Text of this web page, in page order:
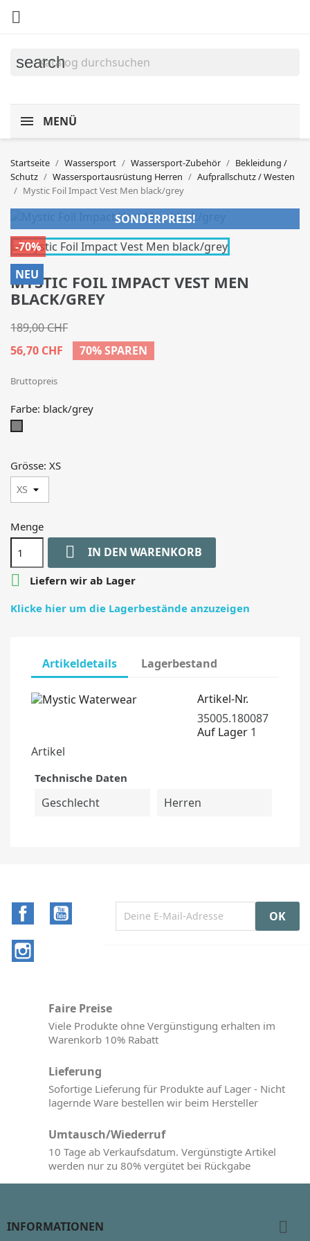

search
MENÜ
Startseite Wassersport Wassersport-Zubehör
Bekleidung /
Schutz
Wassersportausrüstung Herren
Aufprallschutz / Westen
Mystic Foil Impact Vest Men black/grey
SONDERPREIS!
-70%
NEU
MYSTIC FOIL IMPACT VEST MEN
BLACK/GREY
189,00 CHF
56,70 CHF
70% SPAREN
Bruttopreis
Farbe: black/grey
Grösse: XS
Menge
 IN DEN WARENKORB

Liefern wir ab Lager
Klicke hier um die Lagerbestände anzuzeigen
Artikeldetails Lagerbestand
Artikel-Nr.
35005.180087
Auf Lager 1
Artikel
Technische Daten
Geschlecht Herren
Facebook
Faire Preise
Viele Produkte ohne Vergünstigung erhalten im
Warenkorb 10% Rabatt
Lieferung
Sofortige Lieferung für Produkte auf Lager - Nicht
lagernde Ware bestellen wir beim Hersteller
Umtausch/Wiederruf
10 Tage ab Verkaufsdatum. Vergünstigte Artikel
werden nur zu 80% vergütet bei Rückgabe
INFORMATIONEN 